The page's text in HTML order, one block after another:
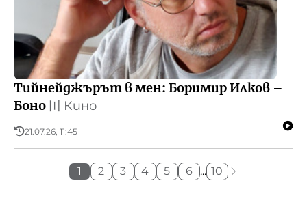
Тийнейджърът в мен: Боримир Илков –
Боно 〣 Кино
21.07.26, 11:45
1 2 3 4 5 6 ... 10